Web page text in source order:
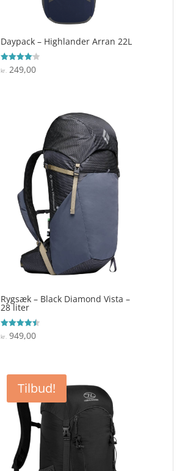
Daypack – Highlander Arran 22L
Vurderet
4.1
kr. 249,00
Rygsæk – Black Diamond Vista –
28 liter
Vurderet
4.5
kr.949,00
Tilbud!